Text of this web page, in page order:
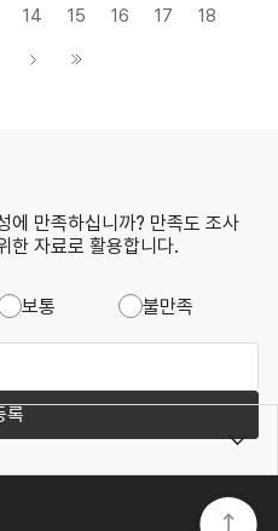
14 15 16 17
18
에 만족하십니까? 만족도 조사
한 자료로 활용합니다.
보통
불만족
록